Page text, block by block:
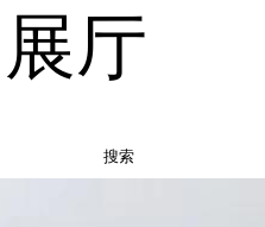
厅
搜索